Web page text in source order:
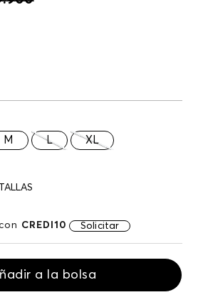
M L XL
CREDI10 Solicitar
a la bolsa